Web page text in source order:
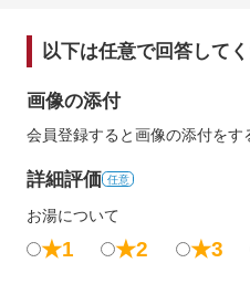
以下は任意で回答して
画像の添付
会員登録すると画像の添付をす
詳細評価 任意
お湯について
★1 ★2 ★3